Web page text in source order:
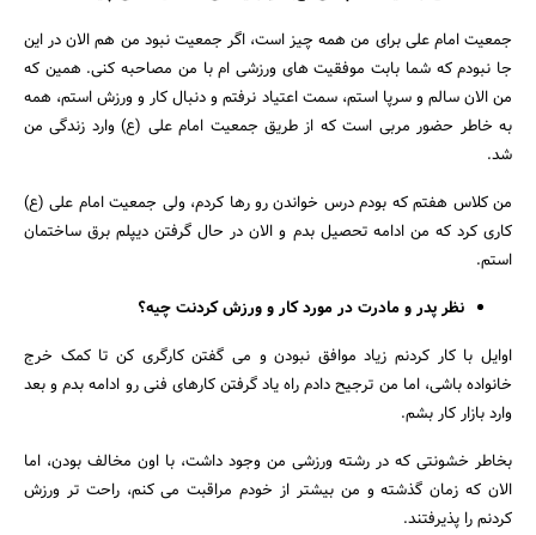
جمعیت امام علی برای من همه چیز است، اگر جمعیت نبود من هم الان در این
جا نبودم که شما بابت موفقیت های ورزشی ام با من مصاحبه کنی. همین که
من الان سالم و سرپا استم، سمت اعتیاد نرفتم و دنبال کار و ورزش استم، همه
به خاطر حضور مربی است که از طریق جمعیت امام علی (ع) وارد زندگی من
شد.
من کلاس هفتم که بودم درس خواندن رو رها کردم، ولی جمعیت امام علی (ع)
کاری کرد که من ادامه تحصیل بدم و الان در حال گرفتن دیپلم برق ساختمان
استم.
نظر پدر و مادرت در مورد کار و ورزش کردنت چیه؟
اوایل با کار کردنم زیاد موافق نبودن و می گفتن کارگری کن تا کمک خرج
خانواده باشی، اما من ترجیح دادم راه یاد گرفتن کارهای فنی رو ادامه بدم و بعد
وارد بازار کار بشم.
بخاطر خشونتی که در رشته ورزشی من وجود داشت، با اون مخالف بودن، اما
الان که زمان گذشته و من بیشتر از خودم مراقبت می کنم، راحت تر ورزش
کردنم را پذیرفتند.